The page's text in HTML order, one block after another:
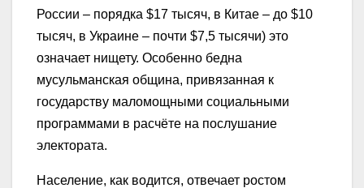
России – порядка $17 тысяч, в Китае – до $10
тысяч, в Украине – почти $7,5 тысячи) это
означает нищету. Особенно бедна
мусульманская община, привязанная к
государству маломощными социальными
программами в расчёте на послушание
электората.
Население, как водится, отвечает ростом